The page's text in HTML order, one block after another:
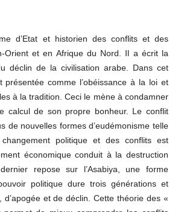
d’Etat et historien des conflits et des
Orient et en Afrique du Nord. Il a écrit la
déclin de la civilisation arabe. Dans cet
présentée comme l’obéissance à la loi et
à la tradition. Ceci le mène à condamner
calcul de son propre bonheur. Le conflit
de nouvelles formes d’eudémonisme telle
politique et des conflits est
économique conduit à la destruction
repose sur l’Asabiya, une forme
politique dure trois générations et
d’apogée et de déclin. Cette théorie des «